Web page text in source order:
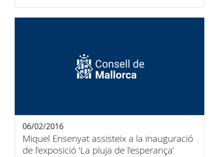
Miquel Ensenyat assisteix a la inauguració
de l’exposició ‘La pluja de l’esperança’
06/02/2016